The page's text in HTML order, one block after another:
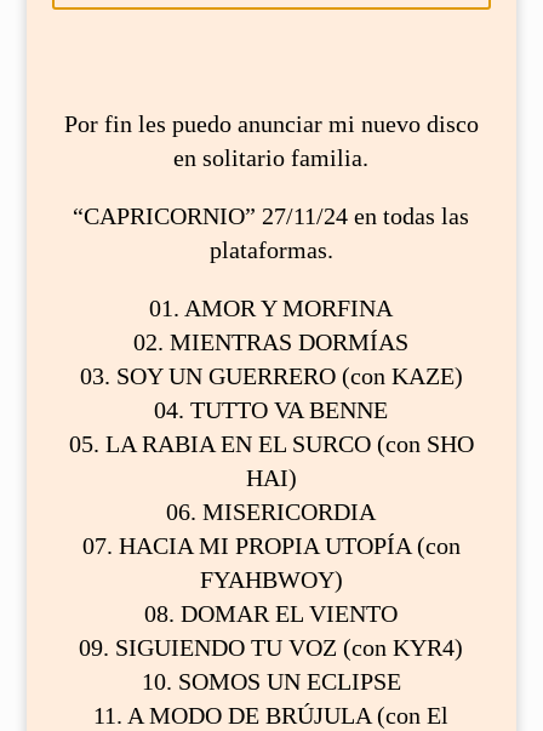
Por fin les puedo anunciar mi nuevo disco
en solitario familia.
“CAPRICORNIO” 27/11/24 en todas las
plataformas.
01. AMOR Y MORFINA
02. MIENTRAS DORMÍAS
03. ⁠SOY UN GUERRERO (con KAZE)
04. TUTTO VA BENNE
05. LA RABIA EN EL SURCO (con SHO
HAI)
06. MISERICORDIA
07. HACIA MI PROPIA UTOPÍA (con
FYAHBWOY)
08. DOMAR EL VIENTO
09. SIGUIENDO TU VOZ (con KYR4)
10. SOMOS UN ECLIPSE
11. A MODO DE BRÚJULA (con El